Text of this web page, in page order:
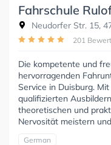
Fahrschule
Neudorfer Str. 15,
201
Die kompetente und
hervorragenden
Service in Duisburg.
qualifizierten
theoretischen und
Nervosität meistern
German